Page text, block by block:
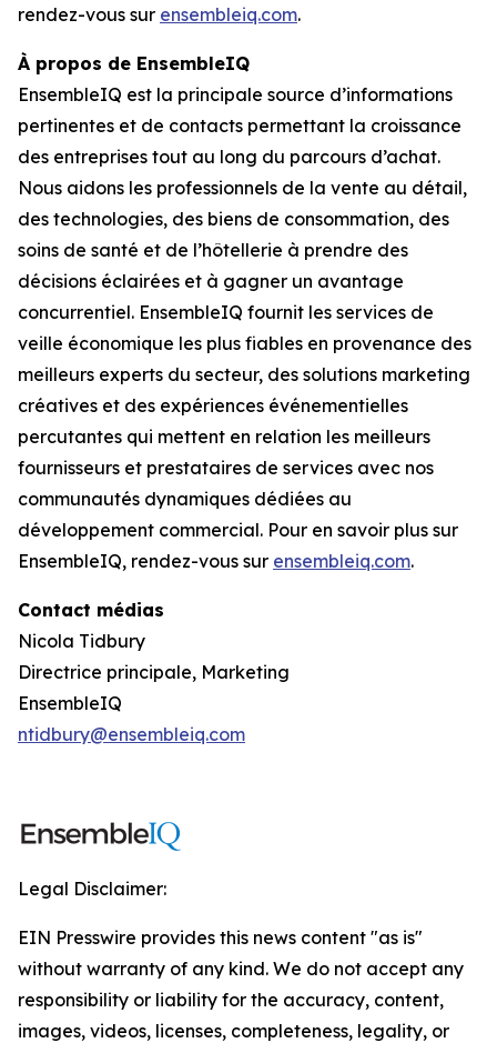
rendez-vous sur ensembleiq.com.
À propos de EnsembleIQ
EnsembleIQ est la principale source d’informations
pertinentes et de contacts permettant la croissance
des entreprises tout au long du parcours d’achat.
Nous aidons les professionnels de la vente au détail,
des technologies, des biens de consommation, des
soins de santé et de l’hôtellerie à prendre des
décisions éclairées et à gagner un avantage
concurrentiel. EnsembleIQ fournit les services de
veille économique les plus fiables en provenance des
meilleurs experts du secteur, des solutions marketing
créatives et des expériences événementielles
percutantes qui mettent en relation les meilleurs
fournisseurs et prestataires de services avec nos
communautés dynamiques dédiées au
développement commercial. Pour en savoir plus sur
EnsembleIQ, rendez-vous sur ensembleiq.com.
Contact médias
Nicola Tidbury
Directrice principale, Marketing
EnsembleIQ
ntidbury@ensembleiq.com
Legal Disclaimer:
EIN Presswire provides this news content "as is"
without warranty of any kind. We do not accept any
responsibility or liability for the accuracy, content,
images, videos, licenses, completeness, legality, or